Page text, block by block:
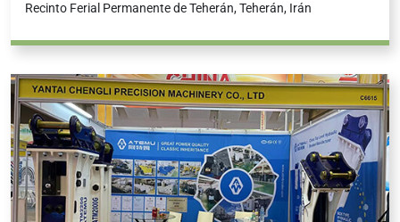
Recinto Ferial Permanente de Teherán, Teherán, Irán